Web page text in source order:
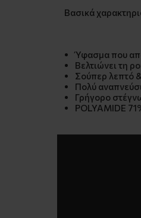
Βασικά
Ύφασμα που
Βελτιώνει τη
Σούπερ λεπτό
Πολύ
Γρήγορο
POLYAMIDE